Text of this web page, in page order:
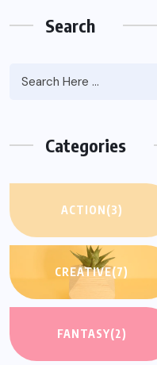
Search
Categories
ACTION(3)
CREATIVE(7)
FANTASY(2)